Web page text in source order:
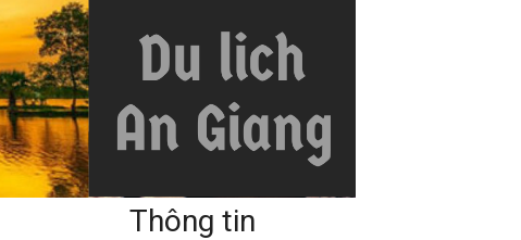
Thông tin